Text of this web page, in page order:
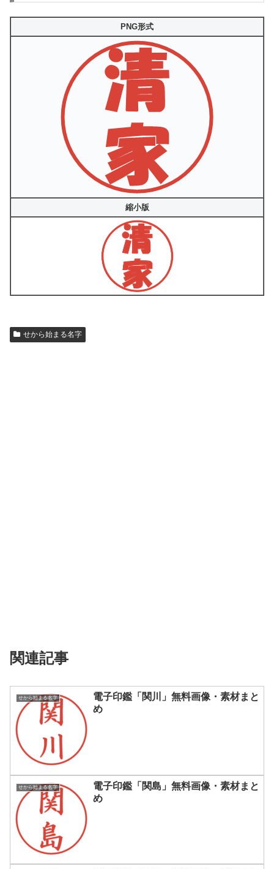
PNG形式
縮小版
せから始まる名字
関連記事
せから始まる名字
電子印鑑「関川」無料画像・素材まと
め
せから始まる名字
電子印鑑「関島」無料画像・素材まと
め